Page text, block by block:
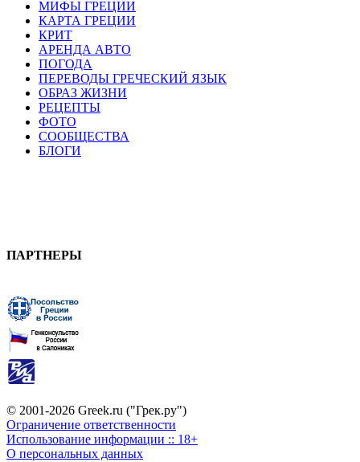
МИФЫ ГРЕЦИИ
КАРТА ГРЕЦИИ
КРИТ
АРЕНДА АВТО
ПОГОДА
ПЕРЕВОДЫ ГРЕЧЕСКИЙ ЯЗЫК
ОБРАЗ ЖИЗНИ
РЕЦЕПТЫ
ФОТО
СООБЩЕСТВА
БЛОГИ
ПАРТНЕРЫ
© 2001-2026 Greek.ru ("Грек.ру")
Ограничение ответственности
Использование информации :: 18+
О персональных данных